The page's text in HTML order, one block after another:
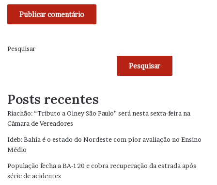
Pesquisar
Pesquisar
Posts recentes
Riachão: “Tributo a Olney São Paulo” será nesta sexta-feira na
Câmara de Vereadores
Ideb: Bahia é o estado do Nordeste com pior avaliação no Ensino
Médio
População fecha a BA-120 e cobra recuperação da estrada após
série de acidentes